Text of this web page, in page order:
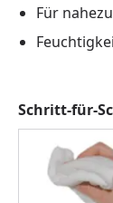
Für
Schritt-für-